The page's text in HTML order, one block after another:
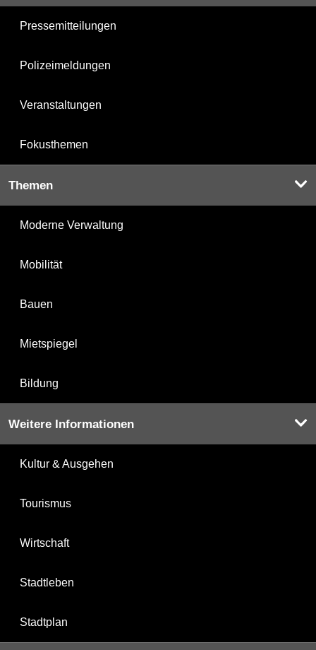
Pressemitteilungen
Polizeimeldungen
Veranstaltungen
Fokusthemen
Themen
Moderne Verwaltung
Mobilität
Bauen
Mietspiegel
Bildung
Weitere Informationen
Kultur & Ausgehen
Tourismus
Wirtschaft
Stadtleben
Stadtplan